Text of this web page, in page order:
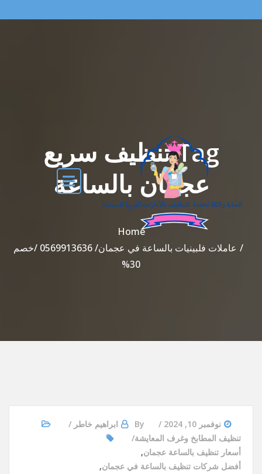
Tag تنظيف سريع
عجمان بالساعة
Home
عاملات فلبينيات بالساعة في عجمان/ 0569913636 /خصم
30%
نوفمبر 10, 2024 By
ابراهيم خاطر
تنظيف المطابخ وغرف المعايشة
أسعار تنظيف بالساعة عجمان,
أفضل شركات تنظيف بالساعة في عجمان,